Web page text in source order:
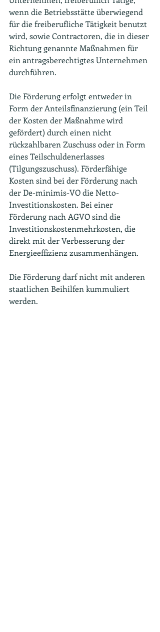
wenn die Betriebsstätte überwiegend
für die freiberufliche Tätigkeit benutzt
wird, sowie Contractoren, die in dieser
Richtung genannte Maßnahmen für
ein antragsberechtigtes Unternehmen
durchführen.
Die Förderung erfolgt entweder in
Form der Anteilsfinanzierung (ein Teil
der Kosten der Maßnahme wird
gefördert) durch einen nicht
rückzahlbaren Zuschuss oder in Form
eines Teilschuldenerlasses
(Tilgungszuschuss). Förderfähige
Kosten sind bei der Förderung nach
der De-minimis-VO die Netto-
Investitionskosten. Bei einer
Förderung nach AGVO sind die
Investitionskostenmehrkosten, die
direkt mit der Verbesserung der
Energieeffizienz zusammenhängen.
Die Förderung darf nicht mit anderen
staatlichen Beihilfen kummuliert
werden.